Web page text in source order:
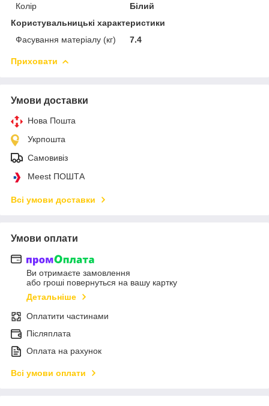
Колір
Білий
Користувальницькі характеристики
Фасування матеріалу (кг)
7.4
Приховати
Умови доставки
Нова Пошта
Укрпошта
Самовивіз
Meest ПОШТА
Всі умови доставки
Умови оплати
Ви отримаєте замовлення
або гроші повернуться на вашу картку
Детальніше
Оплатити частинами
Післяплата
Оплата на рахунок
Всі умови оплати